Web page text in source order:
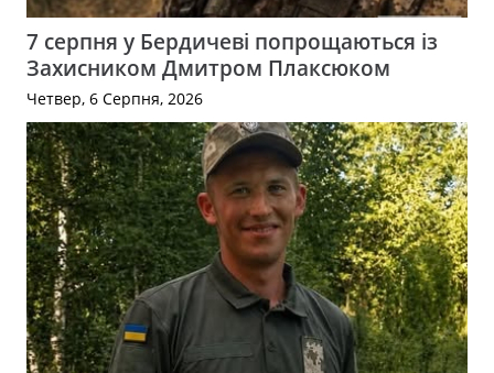
7 серпня у Бердичеві попрощаються із
Захисником Дмитром Плаксюком
Четвер, 6 Серпня, 2026